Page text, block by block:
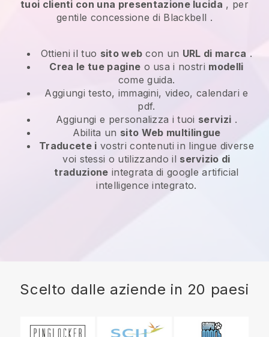
tuoi clienti con una presentazione lucida , per
gentile concessione di Blackbell .
Ottieni il tuo sito web con un URL di marca .
Crea le tue pagine o usa i nostri modelli
come guida.
Aggiungi testo, immagini, video, calendari e
pdf.
Aggiungi e personalizza i tuoi servizi .
Abilita un sito Web multilingue
Traducete i vostri contenuti in lingue diverse
voi stessi o utilizzando il servizio di
traduzione integrata di google artificial
intelligence integrato.
Scelto dalle aziende in 20 paesi